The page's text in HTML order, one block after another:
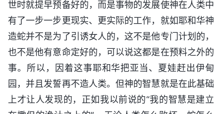
世时就提早预备好的，而是事物的发展使神在人类中
有了一步一步更现实、更实际的工作，就如耶和华神
造蛇并不是为了引诱女人的，这不是他专门计划的，
也不是他有意命定好的，可以说这都是在预料之外的
事。所以，因着这事耶和华把亚当、夏娃赶出伊甸
园，并且发誓再不造人类。但神的智慧就是在此基础
上才让人发现的，正如我以前说的“我的智慧是建立